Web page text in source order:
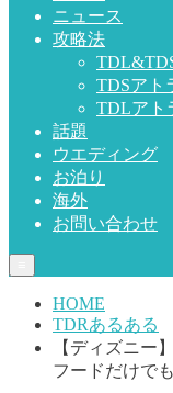
ニュース
攻略法
TDSアト
TDLアト
話題
ウエディング
お泊り
海外
お問い合わせ
HOME
TDRあるある
【ディズニー
フードだけで